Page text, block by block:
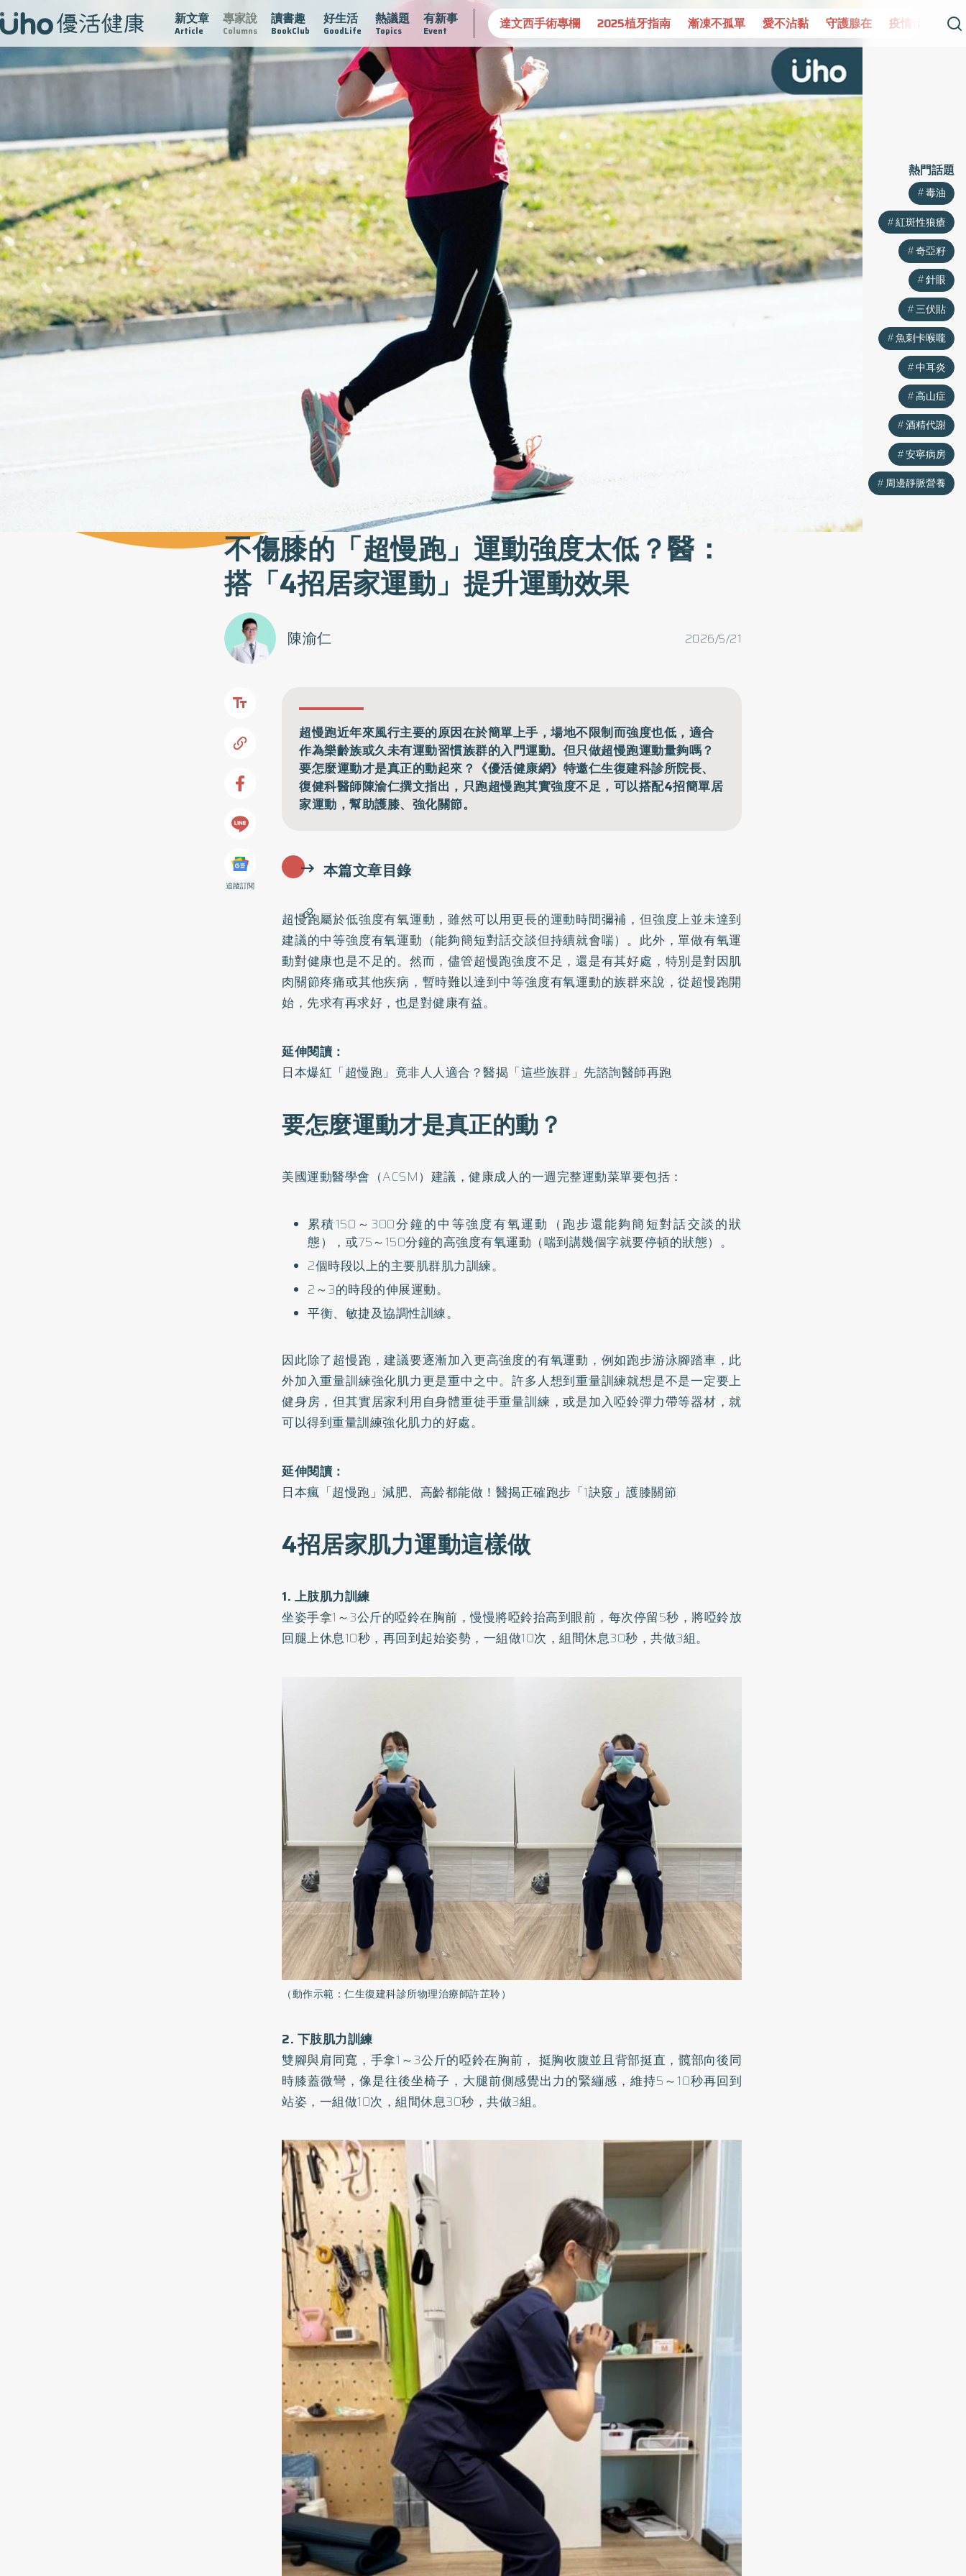
新文章
Article
專家說
Columns
讀書趣
BookClub
好生活
GoodLife
熱議題
Topics
有新事
Event
疫情保衛戰 再生醫學 愛的未來視 認識攝護腺肥大 守護骨骼健康 達文西手術專欄 2025植牙指南 漸凍不孤單 愛不沾黏 守護腺在 疫情保衛戰 再生醫學 愛的
不傷膝的「超慢跑」運動強度太低？醫：
搭「4招居家運動」提升運動效果
2026/5/21
陳渝仁
追蹤訂閱
超慢跑近年來風行主要的原因在於簡單上手，場地不限制而強度也低，適合
作為樂齡族或久未有運動習慣族群的入門運動。但只做超慢跑運動量夠嗎？
要怎麼運動才是真正的動起來？《優活健康網》特邀仁生復建科診所院長、
復健科醫師陳渝仁撰文指出，只跑超慢跑其實強度不足，可以搭配4招簡單居
家運動，幫助護膝、強化關節。
本篇文章目錄
超慢跑屬於低強度有氧運動，雖然可以用更長的運動時間彌補，但強度上並未達到
建議的中等強度有氧運動（能夠簡短對話交談但持續就會喘）。此外，單做有氧運
動對健康也是不足的。然而，儘管超慢跑強度不足，還是有其好處，特別是對因肌
肉關節疼痛或其他疾病，暫時難以達到中等強度有氧運動的族群來說，從超慢跑開
始，先求有再求好，也是對健康有益。
延伸閱讀：
日本爆紅「超慢跑」竟非人人適合？醫揭「這些族群」先諮詢醫師再跑
要怎麼運動才是真正的動？
美國運動醫學會（ACSM）建議，健康成人的一週完整運動菜單要包括：
累積150～300分鐘的中等強度有氧運動（跑步還能夠簡短對話交談的狀
態），或75～150分鐘的高強度有氧運動（喘到講幾個字就要停頓的狀態）。
2個時段以上的主要肌群肌力訓練。
2～3的時段的伸展運動。
平衡、敏捷及協調性訓練。
因此除了超慢跑，建議要逐漸加入更高強度的有氧運動，例如跑步游泳腳踏車，此
外加入重量訓練強化肌力更是重中之中。許多人想到重量訓練就想是不是一定要上
健身房，但其實居家利用自身體重徒手重量訓練，或是加入啞鈴彈力帶等器材，就
可以得到重量訓練強化肌力的好處。
延伸閱讀：
日本瘋「超慢跑」減肥、高齡都能做！醫揭正確跑步「1訣竅」護膝關節
4招居家肌力運動這樣做
1. 上肢肌力訓練
坐姿手拿1～3公斤的啞鈴在胸前，慢慢將啞鈴抬高到眼前，每次停留5秒，將啞鈴放
回腿上休息10秒，再回到起始姿勢，一組做10次，組間休息30秒，共做3組。
（動作示範：仁生復建科診所物理治療師許芷聆）
2. 下肢肌力訓練
雙腳與肩同寬，手拿1～3公斤的啞鈴在胸前， 挺胸收腹並且背部挺直，髖部向後同
時膝蓋微彎，像是往後坐椅子，大腿前側感覺出力的緊繃感，維持5～10秒再回到
站姿，一組做10次，組間休息30秒，共做3組。
熱門話題
毒油
紅斑性狼瘡
奇亞籽
針眼
三伏貼
魚刺卡喉嚨
中耳炎
高山症
酒精代謝
安寧病房
周邊靜脈營養